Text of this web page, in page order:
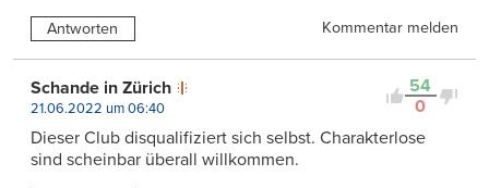
Antworten Kommentar melden
54
0
Schande in Zürich
21.06.2022 um 06:40
Dieser Club disqualifiziert sich selbst. Charakterlose
sind scheinbar überall willkommen.